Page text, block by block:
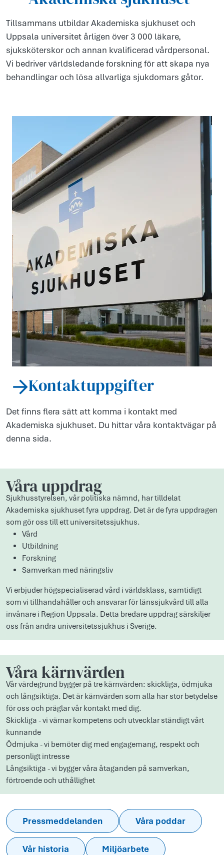
Tillsammans utbildar Akademiska sjukhuset och
Uppsala universitet årligen över 3 000 läkare,
sjuksköterskor och annan kvalificerad vårdpersonal.
Vi bedriver världsledande forskning för att skapa nya
behandlingar och lösa allvarliga sjukdomars gåtor.
Kontaktuppgifter
Det finns flera sätt att komma i kontakt med
Akademiska sjukhuset. Du hittar våra kontaktvägar på
denna sida.
Våra uppdrag
Sjukhusstyrelsen, vår politiska nämnd, har tilldelat
Akademiska sjukhuset fyra uppdrag. Det är de fyra uppdragen
som gör oss till ett universitetssjukhus.
Vård
Utbildning
Forskning
Samverkan med näringsliv
Vi erbjuder högspecialiserad vård i världsklass, samtidigt
som vi tillhandahåller och ansvarar för länssjukvård till alla
invånare i Region Uppsala. Detta bredare uppdrag särskiljer
oss från andra universitetssjukhus i Sverige.
Våra kärnvärden
Vår värdegrund bygger på tre kärnvärden: skickliga, ödmjuka
och långsiktiga. Det är kärnvärden som alla har stor betydelse
för oss och präglar vår kontakt med dig.
Skickliga - vi värnar kompetens och utvecklar ständigt vårt
kunnande
Ödmjuka - vi bemöter dig med engagemang, respekt och
personligt intresse
Långsiktiga - vi bygger våra åtaganden på samverkan,
förtroende och uthållighet
Pressmeddelanden Våra poddar
Vår historia Miljöarbete